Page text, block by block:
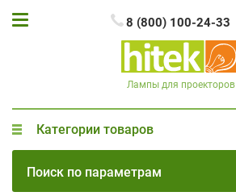
8 (800) 100-24-33
Лампы для проекторов
Категории товаров
Поиск по параметрам